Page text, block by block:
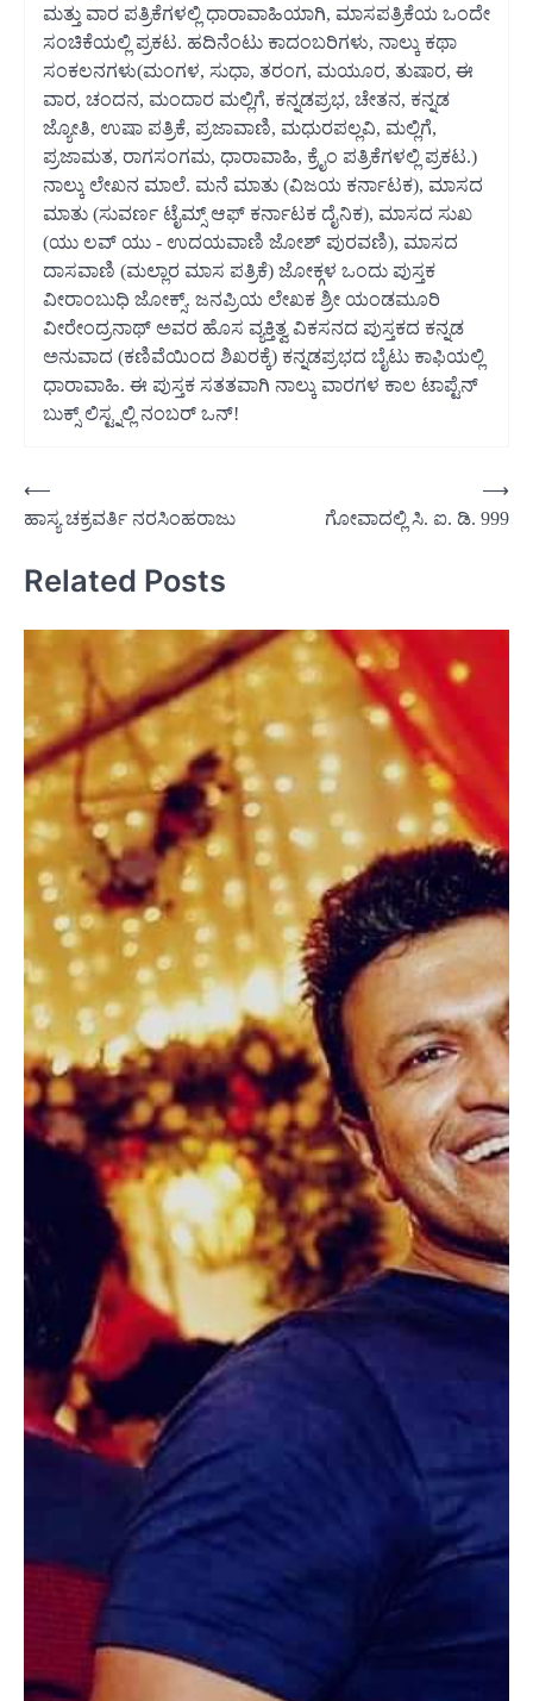
ಮತ್ತು ವಾರ ಪತ್ರಿಕೆಗಳಲ್ಲಿ ಧಾರಾವಾಹಿಯಾಗಿ, ಮಾಸಪತ್ರಿಕೆಯ ಒಂದೇ
ಸಂಚಿಕೆಯಲ್ಲಿ ಪ್ರಕಟ. ಹದಿನೆಂಟು ಕಾದಂಬರಿಗಳು, ನಾಲ್ಕು ಕಥಾ
ಸಂಕಲನಗಳು(ಮಂಗಳ, ಸುಧಾ, ತರಂಗ, ಮಯೂರ, ತುಷಾರ, ಈ
ವಾರ, ಚಂದನ, ಮಂದಾರ ಮಲ್ಲಿಗೆ, ಕನ್ನಡಪ್ರಭ, ಚೇತನ, ಕನ್ನಡ
ಜ್ಯೋತಿ, ಉಷಾ ಪತ್ರಿಕೆ, ಪ್ರಜಾವಾಣಿ, ಮಧುರಪಲ್ಲವಿ, ಮಲ್ಲಿಗೆ,
ಪ್ರಜಾಮತ, ರಾಗಸಂಗಮ, ಧಾರಾವಾಹಿ, ಕ್ರೈಂ ಪತ್ರಿಕೆಗಳಲ್ಲಿ ಪ್ರಕಟ.)
ನಾಲ್ಕು ಲೇಖನ ಮಾಲೆ. ಮನೆ ಮಾತು (ವಿಜಯ ಕರ್ನಾಟಕ), ಮಾಸದ
ಮಾತು (ಸುವರ್ಣ ಟೈಮ್ಸ್ ಆಫ್ ಕರ್ನಾಟಕ ದೈನಿಕ), ಮಾಸದ ಸುಖ
(ಯು ಲವ್ ಯು - ಉದಯವಾಣಿ ಜೋಶ್ ಪುರವಣಿ), ಮಾಸದ
ದಾಸವಾಣಿ (ಮಲ್ಲಾರ ಮಾಸ ಪತ್ರಿಕೆ) ಜೋಕ್ಗಳ ಒಂದು ಪುಸ್ತಕ
ವೀರಾಂಬುಧಿ ಜೋಕ್ಸ್. ಜನಪ್ರಿಯ ಲೇಖಕ ಶ್ರೀ ಯಂಡಮೂರಿ
ವೀರೇಂದ್ರನಾಥ್ ಅವರ ಹೊಸ ವ್ಯಕ್ತಿತ್ವ ವಿಕಸನದ ಪುಸ್ತಕದ ಕನ್ನಡ
ಅನುವಾದ (ಕಣಿವೆಯಿಂದ ಶಿಖರಕ್ಕೆ) ಕನ್ನಡಪ್ರಭದ ಬೈಟು ಕಾಫಿಯಲ್ಲಿ
ಧಾರಾವಾಹಿ. ಈ ಪುಸ್ತಕ ಸತತವಾಗಿ ನಾಲ್ಕು ವಾರಗಳ ಕಾಲ ಟಾಪ್ಟೆನ್
ಬುಕ್ಸ್ ಲಿಸ್ಟ್ನಲ್ಲಿ ನಂಬರ್ ಒನ್!
Post
navigation
⟵
ಹಾಸ್ಯ ಚಕ್ರವರ್ತಿ ನರಸಿಂಹರಾಜು
ಗೋವಾದಲ್ಲಿ ಸಿ. ಐ. ಡಿ. 999
⟶
Related Posts